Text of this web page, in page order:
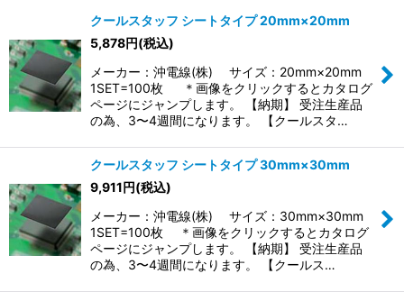
並び順:
絞り込む
クールスタッフ シートタイプ 20mm×20mm
5,878円(税込)
メーカー：沖電線(株) サイズ：20mm×20mm
1SET=100枚 ＊画像をクリックするとカタログ
ページにジャンプします。 【納期】 受注生産品
の為、3〜4週間になります。 【クールスタ…
クールスタッフ シートタイプ 30mm×30mm
9,911円(税込)
メーカー：沖電線(株) サイズ：30mm×30mm
1SET=100枚 ＊画像をクリックするとカタログ
ページにジャンプします。 【納期】 受注生産品
の為、3〜4週間になります。 【クールス…